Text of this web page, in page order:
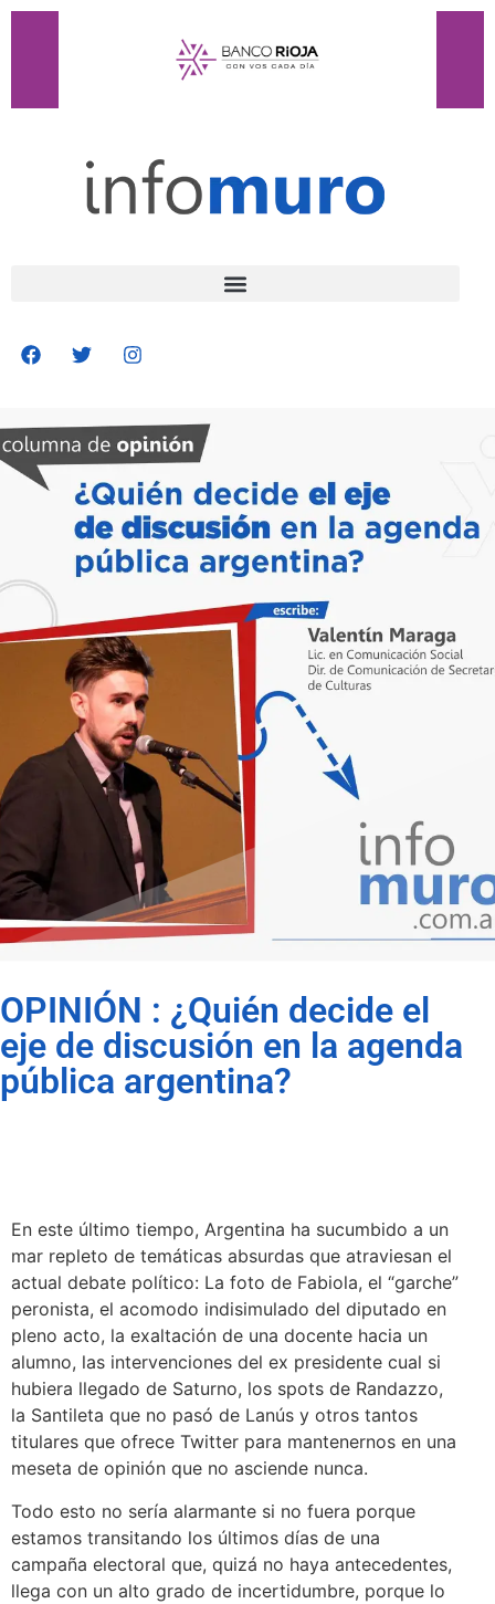
OPINIÓN : ¿Quién decide el
eje de discusión en la agenda
pública argentina?
En este último tiempo, Argentina ha sucumbido a un
mar repleto de temáticas absurdas que atraviesan el
actual debate político: La foto de Fabiola, el “garche”
peronista, el acomodo indisimulado del diputado en
pleno acto, la exaltación de una docente hacia un
alumno, las intervenciones del ex presidente cual si
hubiera llegado de Saturno, los spots de Randazzo,
la Santileta que no pasó de Lanús y otros tantos
titulares que ofrece Twitter para mantenernos en una
meseta de opinión que no asciende nunca.
Todo esto no sería alarmante si no fuera porque
estamos transitando los últimos días de una
campaña electoral que, quizá no haya antecedentes,
llega con un alto grado de incertidumbre, porque lo